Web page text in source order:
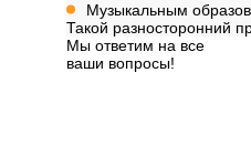
Музыкальным
Такой разносторонний
Мы ответим на все
ваши вопросы!